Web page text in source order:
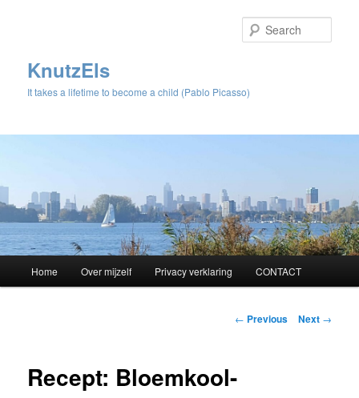
KnutzEls
It takes a lifetime to become a child (Pablo Picasso)
Skip
content
Home Over mijzelf Privacy verklaring CONTACT
Post
← Previous Next →
Recept: Bloemkool-